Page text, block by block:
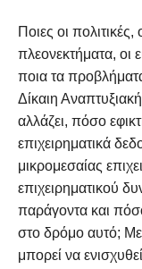
Ποιες οι
πλεονεκτήματα, οι
ποια τα
Δίκαιη
αλλάζει, πόσο
επιχειρηματικά
μικρομεσαίας
επιχειρηματικού
παράγοντα και
στο δρόμο αυτό; Με
μπορεί να